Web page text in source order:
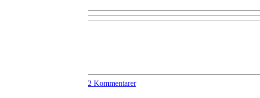
2 Kommentarer